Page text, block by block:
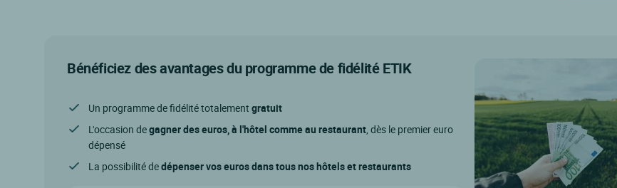
Bénéficiez des avantages du programme de fidélité ETIK
Un programme de fidélité totalement gratuit
L'occasion degagner des euros, à l'hôtel comme au restaurant , dès le premier euro
dépensé
La possibilité dedépenser vos euros dans tous nos hôtels et restaurants